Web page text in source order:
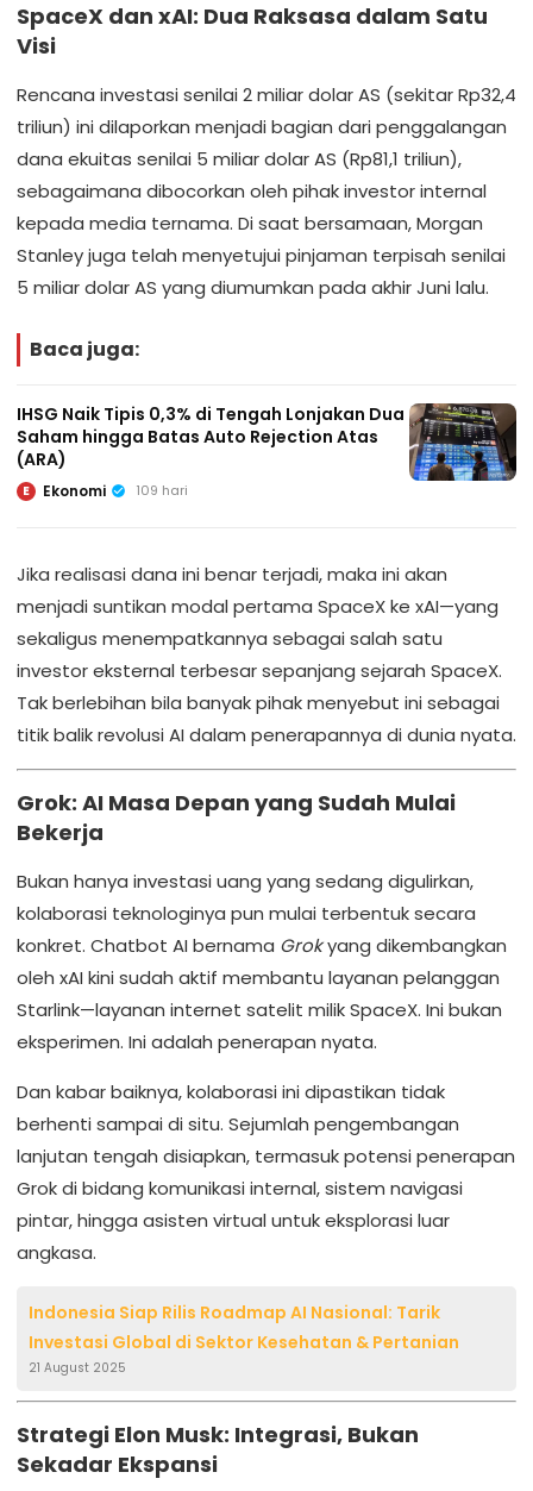
SpaceX dan xAI: Dua Raksasa dalam Satu
Visi
Rencana investasi senilai 2 miliar dolar AS (sekitar Rp32,4
triliun) ini dilaporkan menjadi bagian dari penggalangan
dana ekuitas senilai 5 miliar dolar AS (Rp81,1 triliun),
sebagaimana dibocorkan oleh pihak investor internal
kepada media ternama. Di saat bersamaan, Morgan
Stanley juga telah menyetujui pinjaman terpisah senilai
5 miliar dolar AS yang diumumkan pada akhir Juni lalu.
Baca juga:
IHSG Naik Tipis 0,3% di Tengah Lonjakan Dua
Saham hingga Batas Auto Rejection Atas
(ARA)
E Ekonomi 109 hari
Jika realisasi dana ini benar terjadi, maka ini akan
menjadi suntikan modal pertama SpaceX ke xAI—yang
sekaligus menempatkannya sebagai salah satu
investor eksternal terbesar sepanjang sejarah SpaceX.
Tak berlebihan bila banyak pihak menyebut ini sebagai
titik balik revolusi AI dalam penerapannya di dunia nyata.
Grok: AI Masa Depan yang Sudah Mulai
Bekerja
Bukan hanya investasi uang yang sedang digulirkan,
kolaborasi teknologinya pun mulai terbentuk secara
konkret. Chatbot AI bernama Grokyang dikembangkan
oleh xAI kini sudah aktif membantu layanan pelanggan
Starlink—layanan internet satelit milik SpaceX. Ini bukan
eksperimen. Ini adalah penerapan nyata.
Dan kabar baiknya, kolaborasi ini dipastikan tidak
berhenti sampai di situ. Sejumlah pengembangan
lanjutan tengah disiapkan, termasuk potensi penerapan
Grok di bidang komunikasi internal, sistem navigasi
pintar, hingga asisten virtual untuk eksplorasi luar
angkasa.
Indonesia Siap Rilis Roadmap AI Nasional: Tarik
Investasi Global di Sektor Kesehatan & Pertanian
21 August 2025
Strategi Elon Musk: Integrasi, Bukan
Sekadar Ekspansi